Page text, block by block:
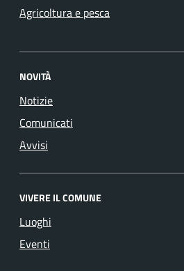
Agricoltura e pesca
NOVITÀ
Notizie
Comunicati
Avvisi
VIVERE IL COMUNE
Luoghi
Eventi